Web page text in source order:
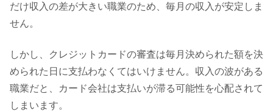
だけ収入の差が大きい職業のため、毎月の収入が安定しま
せん。
しかし、クレジットカードの審査は毎月決められた額を決
められた日に支払わなくてはいけません。収入の波がある
職業だと、カード会社は支払いが滞る可能性を心配されて
しまいます。